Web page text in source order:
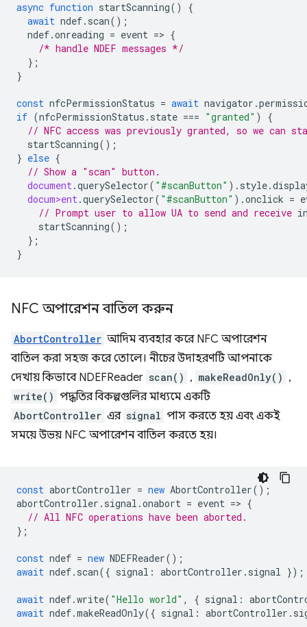
async function startScanning()
{
await ndef. scan();
ndef.onreading = event => {
/* handle NDEF messages */
};
}
const nfcPermissionStatus = await navigator .
if (nfcPermissionStatus . state === "granted" )
{
// NFC access was previously granted, so we can
startScanning();
} else {
// Show a "scan" button.
document.querySelector( "#scanButton" ). style.
docum>ent.querySelector( "#scanButton" ).onclick =
// Prompt user to allow UA to send and receive
startScanning();
};
}
NFC অপারেশন বাতিল করুন
AbortController আদিম ব্যবহার করে NFC অপারেশন
বাতিল করা সহজ করে তোলে। নীচের উদাহরণটি আপনাকে
দেখায় কিভাবে NDEFReader scan() , makeReadOnly() ,
write() পদ্ধতির বিকল্পগুলির মাধ্যমে একটি
AbortController এর signal পাস করতে হয় এবং একই
সময়ে উভয় NFC অপারেশন বাতিল করতে হয়।
const abortController = new AbortController();
abortController . signal .onabort = event => {
// All NFC operations have been aborted.
};
const ndef = new NDEFReader();
await ndef. scan({ signal : abortController . signal });
await ndef.write( "Hello world" , { signal :
await ndef.makeReadOnly({ signal : abortController .